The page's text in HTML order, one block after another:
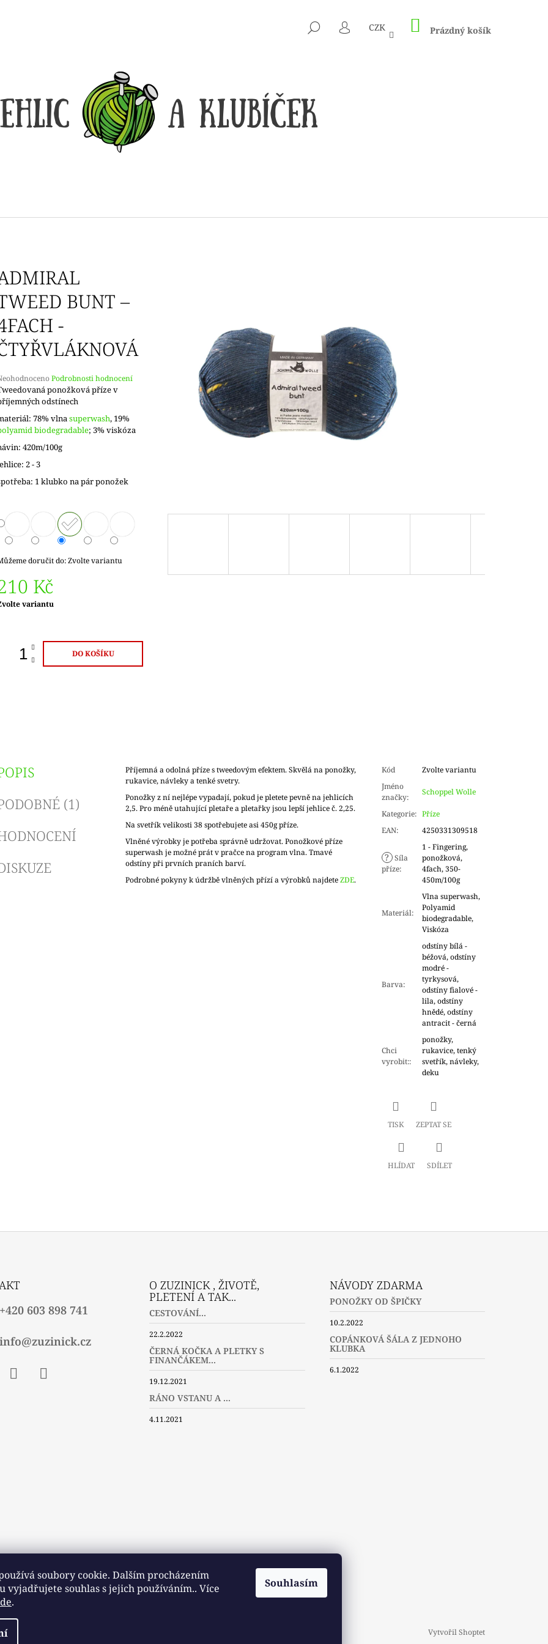
soubory cookie. Dalším procházením
vyjadřujete souhlas s jejich používáním.. Více
.
Souhlasím
HLEDAT
PŘIHLÁŠENÍ
CZK NÁKUPNÍ
KOŠÍK
Prázdný košík
BUNT –
-
Podrobnosti hodnocení
ponožková příze v
odstínech
78% vlnasuperwash, 19%
biodegradable; 3% viskóza
420m/100g
2 - 3
1 klubko na pár ponožek
doručit do:Zvolte variantu
Kč
variantu
DO KOŠÍKU
(1)
Příjemná a odolná příze s tweedovým efektem. Skvělá na ponožky,
rukavice, návleky a tenké svetry.
Ponožky z ní nejlépe vypadají, pokud je pletete pevně na jehlicích
2,5. Pro méně utahující pletaře a pletařky jsou lepší jehlice č. 2,25.
Na svetřík velikosti 38 spotřebujete asi 450g příze.
Vlněné výrobky je potřeba správně udržovat. Ponožkové příze
superwash je možné prát v pračce na program vlna. Tmavé
odstíny při prvních praních barví.
Podrobné pokyny k údržbě vlněných přízí a výrobků najdeteZDE.
Kód
Zvolte variantu
Jméno
značky:
Schoppel Wolle
Kategorie: Příze
EAN: 4250331309518
? Síla
příze:
1 - Fingering,
ponožková,
4fach, 350-
450m/100g
Materiál:
Vlna superwash,
Polyamid
biodegradable,
Viskóza
Barva:
odstíny bílá -
béžová, odstíny
modré -
tyrkysová,
odstíny fialové -
lila, odstíny
hnědé, odstíny
antracit - černá
Chci
vyrobit::
ponožky,
rukavice, tenký
svetřík, návleky,
deku
TISK ZEPTAT SE
HLÍDAT SDÍLET
CO POTŘEBUJETE NAJÍT?
HLEDAT
14 Kč
+420 603 898 741
info@zuzinick.cz
O ZUZINICK , ŽIVOTĚ,
PLETENÍ A TAK...
CESTOVÁNÍ...
22.2.2022
ČERNÁ KOČKA A PLETKY S
FINANČÁKEM...
19.12.2021
RÁNO VSTANU A ...
4.11.2021
NÁVODY ZDARMA
PONOŽKY OD ŠPIČKY
10.2.2022
COPÁNKOVÁ ŠÁLA Z JEDNOHO
KLUBKA
6.1.2022
Vytvořil Shoptet